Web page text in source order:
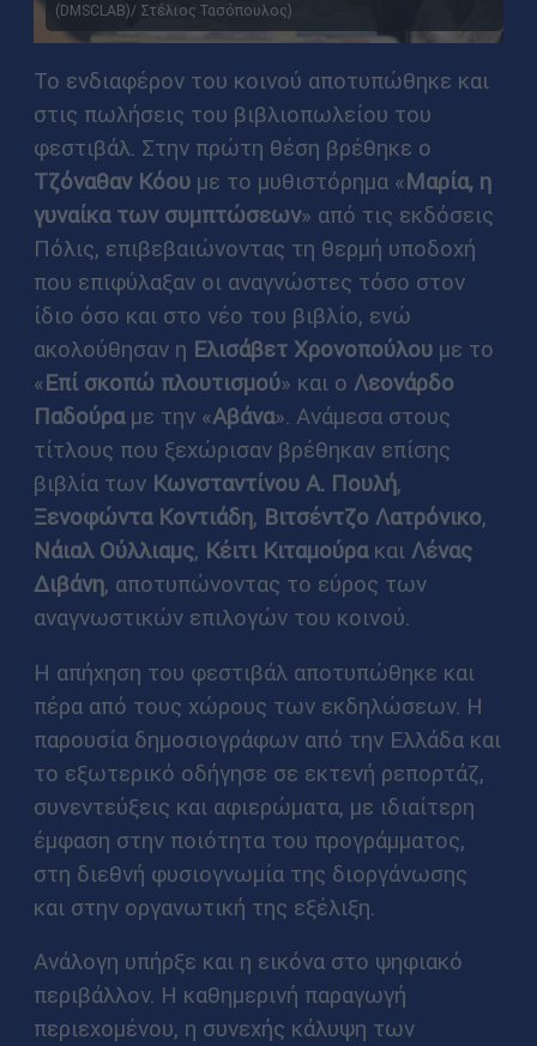
(DMSCLAB)/ Στέλιος Τασόπουλος)
Το ενδιαφέρον του κοινού αποτυπώθηκε και
στις πωλήσεις του βιβλιοπωλείου του
φεστιβάλ. Στην πρώτη θέση βρέθηκε ο
Τζόναθαν Κόουμε το μυθιστόρημα «Μαρία, η
γυναίκα των συμπτώσεων» από τις εκδόσεις
Πόλις, επιβεβαιώνοντας τη θερμή υποδοχή
που επιφύλαξαν οι αναγνώστες τόσο στον
ίδιο όσο και στο νέο του βιβλίο, ενώ
ακολούθησαν η Ελισάβετ Χρονοπούλουμε το
«Επί σκοπώ πλουτισμού» και ο Λεονάρδο
Παδούραμε την «Αβάνα». Ανάμεσα στους
τίτλους που ξεχώρισαν βρέθηκαν επίσης
βιβλία των Κωνσταντίνου Α. Πουλή,
Ξενοφώντα Κοντιάδη, Βιτσέντζο Λατρόνικο,
Νάιαλ Ούλλιαμς, Κέιτι Κιταμούρακαι Λένας
Διβάνη, αποτυπώνοντας το εύρος των
αναγνωστικών επιλογών του κοινού.
Η απήχηση του φεστιβάλ αποτυπώθηκε και
πέρα από τους χώρους των εκδηλώσεων. Η
παρουσία δημοσιογράφων από την Ελλάδα και
το εξωτερικό οδήγησε σε εκτενή ρεπορτάζ,
συνεντεύξεις και αφιερώματα, με ιδιαίτερη
έμφαση στην ποιότητα του προγράμματος,
στη διεθνή φυσιογνωμία της διοργάνωσης
και στην οργανωτική της εξέλιξη.
Ανάλογη υπήρξε και η εικόνα στο ψηφιακό
περιβάλλον. Η καθημερινή παραγωγή
περιεχομένου, η συνεχής κάλυψη των